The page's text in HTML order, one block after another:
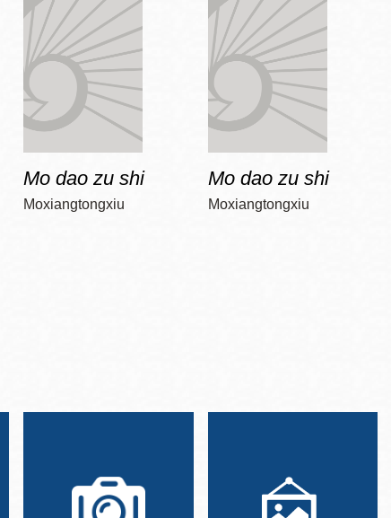
Mo dao zu shi
Moxiangtongxiu
Mo dao zu shi
Moxiangtongxiu